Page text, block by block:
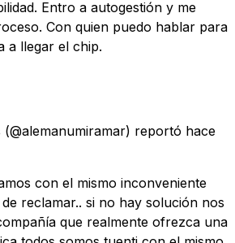
Entro a autogestión y me
Con quien puedo hablar para
a llegar el chip.
(@alemanumiramar) reportó hace
con el mismo inconveniente
reclamar.. si no hay solución nos
que realmente ofrezca una